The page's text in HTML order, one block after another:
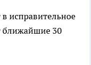
исправительное
ближайшие 30